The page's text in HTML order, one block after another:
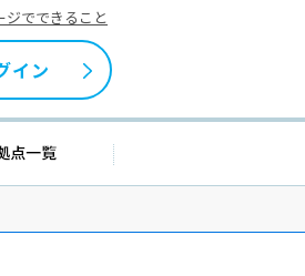
ジでできること
イン
イザー紹介 拠点一覧